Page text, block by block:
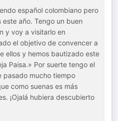
español colombiano pero
este año. Tengo un buen
y voy a visitarlo en
el objetivo de convencer a
ellos y hemos bautizado este
Paisa.» Por suerte tengo el
pasado mucho tiempo
como suenas es más
¡Ojalá hubiera descubierto